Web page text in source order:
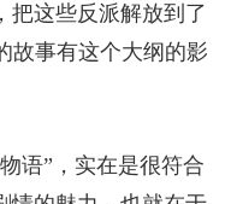
把这些反派解放到了
故事有这个大纲的影
语”，实在是很符合